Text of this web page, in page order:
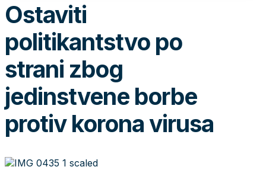
Ostaviti
politikantstvo po
strani zbog
jedinstvene borbe
protiv korona virusa